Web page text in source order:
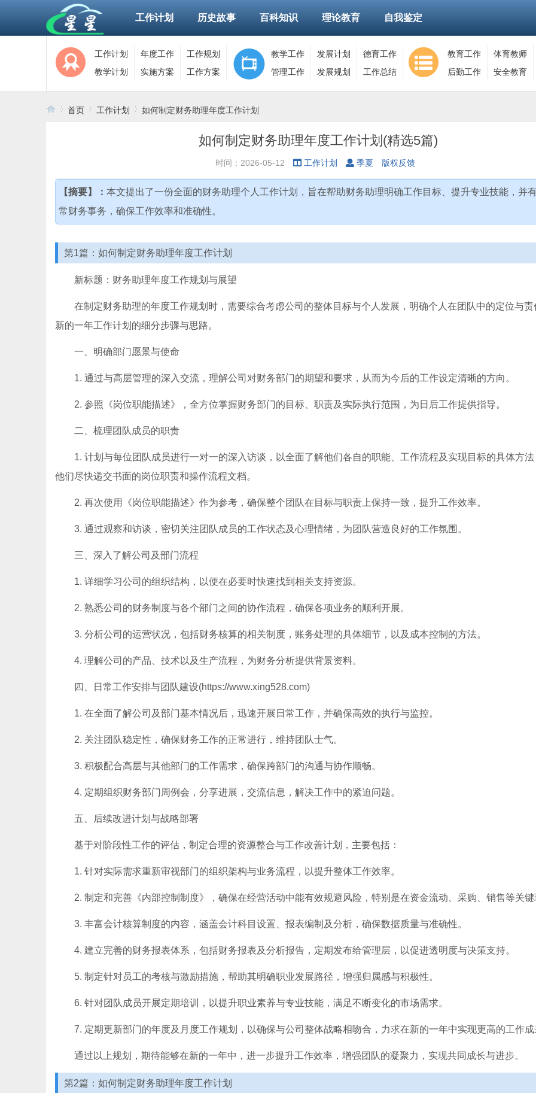
工作计划 历史故事 百科知识 理论教育 自我鉴定
工作计划 年度工作
工作规划
教学计划
实施方案 工作方案
教学工作 发展计划
德育工作
管理工作
发展规划 工作总结
教育工作 体育教师
后勤工作
安全教育
首页 工作计划 如何制定财务助理年度工作计划
如何制定财务助理年度工作计划(精选5篇)
时间：2026-05-12 工作计划 季夏 版权反馈
【摘要】： 本文提出了一份全面的财务助理个人工作计划，旨在帮助财务助理明确工作目标、提升专业技能，并
常财务事务，确保工作效率和准确性。
第1篇：如何制定财务助理年度工作计划
新标题：财务助理年度工作规划与展望
在制定财务助理的年度工作规划时，需要综合考虑公司的整体目标与个人发展，明确个人在团队中的定位与责
新的一年工作计划的细分步骤与思路。
一、明确部门愿景与使命
1. 通过与高层管理的深入交流，理解公司对财务部门的期望和要求，从而为今后的工作设定清晰的方向。
2. 参照《岗位职能描述》，全方位掌握财务部门的目标、职责及实际执行范围，为日后工作提供指导。
二、梳理团队成员的职责
1. 计划与每位团队成员进行一对一的深入访谈，以全面了解他们各自的职能、工作流程及实现目标的具体方
他们尽快递交书面的岗位职责和操作流程文档。
2. 再次使用《岗位职能描述》作为参考，确保整个团队在目标与职责上保持一致，提升工作效率。
3. 通过观察和访谈，密切关注团队成员的工作状态及心理情绪，为团队营造良好的工作氛围。
三、深入了解公司及部门流程
1. 详细学习公司的组织结构，以便在必要时快速找到相关支持资源。
2. 熟悉公司的财务制度与各个部门之间的协作流程，确保各项业务的顺利开展。
3. 分析公司的运营状况，包括财务核算的相关制度，账务处理的具体细节，以及成本控制的方法。
4. 理解公司的产品、技术以及生产流程，为财务分析提供背景资料。
四、日常工作安排与团队建设(https://www.xing528.com)
1. 在全面了解公司及部门基本情况后，迅速开展日常工作，并确保高效的执行与监控。
2. 关注团队稳定性，确保财务工作的正常进行，维持团队士气。
3. 积极配合高层与其他部门的工作需求，确保跨部门的沟通与协作顺畅。
4. 定期组织财务部门周例会，分享进展，交流信息，解决工作中的紧迫问题。
五、后续改进计划与战略部署
基于对阶段性工作的评估，制定合理的资源整合与工作改善计划，主要包括：
1. 针对实际需求重新审视部门的组织架构与业务流程，以提升整体工作效率。
2. 制定和完善《内部控制制度》，确保在经营活动中能有效规避风险，特别是在资金流动、采购、销售等关键
3. 丰富会计核算制度的内容，涵盖会计科目设置、报表编制及分析，确保数据质量与准确性。
4. 建立完善的财务报表体系，包括财务报表及分析报告，定期发布给管理层，以促进透明度与决策支持。
5. 制定针对员工的考核与激励措施，帮助其明确职业发展路径，增强归属感与积极性。
6. 针对团队成员开展定期培训，以提升职业素养与专业技能，满足不断变化的市场需求。
7. 定期更新部门的年度及月度工作规划，以确保与公司整体战略相吻合，力求在新的一年中实现更高的工作成
通过以上规划，期待能够在新的一年中，进一步提升工作效率，增强团队的凝聚力，实现共同成长与进步。
第2篇：如何制定财务助理年度工作计划